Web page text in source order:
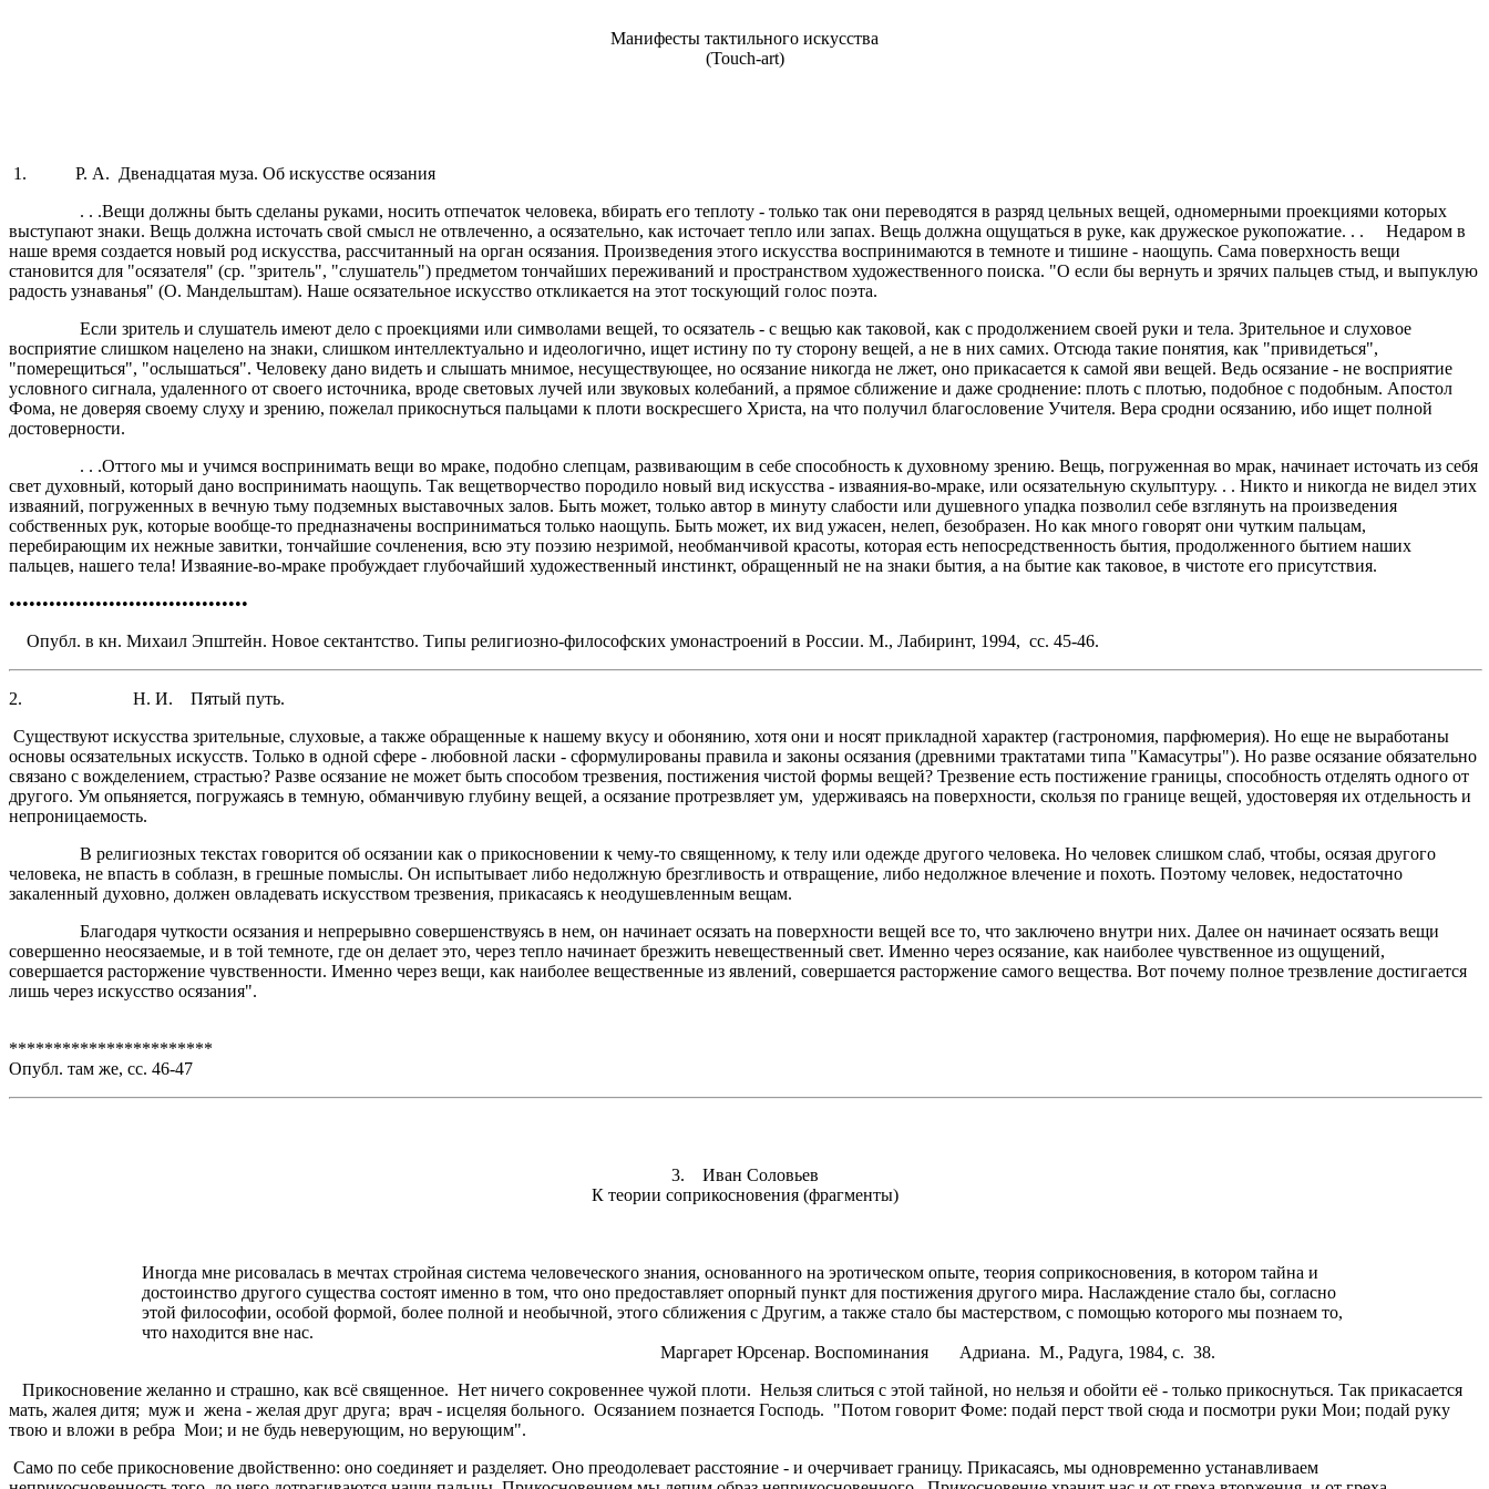
Манифесты тактильного искусства
(Touch-art)
1. Р. А. Двенадцатая муза. Об искусстве осязания
. . .Вещи должны быть сделаны руками, носить отпечаток человека, вбирать его теплоту - только так они переводятся в разряд цельных вещей, одномерными проекциями которых
выступают знаки. Вещь должна источать свой смысл не отвлеченно, а осязательно, как источает тепло или запах. Вещь должна ощущаться в руке, как дружеское рукопожатие. . . Недаром в
наше время создается новый род искусства, рассчитанный на орган осязания. Произведения этого искусства воспринимаются в темноте и тишине - наощупь. Сама поверхность вещи
становится для "осязателя" (ср. "зритель", "слушатель") предметом тончайших переживаний и пространством художественного поиска. "О если бы вернуть и зрячих пальцев стыд, и выпуклую
радость узнаванья" (О. Мандельштам). Наше осязательное искусство откликается на этот тоскующий голос поэта.
Если зритель и слушатель имеют дело с проекциями или символами вещей, то осязатель - с вещью как таковой, как с продолжением своей руки и тела. Зрительное и слуховое
восприятие слишком нацелено на знаки, слишком интеллектуально и идеологично, ищет истину по ту сторону вещей, а не в них самих. Отсюда такие понятия, как "привидеться",
"померещиться", "ослышаться". Человеку дано видеть и слышать мнимое, несуществующее, но осязание никогда не лжет, оно прикасается к самой яви вещей. Ведь осязание - не восприятие
условного сигнала, удаленного от своего источника, вроде световых лучей или звуковых колебаний, а прямое сближение и даже сроднение: плоть с плотью, подобное с подобным. Апостол
Фома, не доверяя своему слуху и зрению, пожелал прикоснуться пальцами к плоти воскресшего Христа, на что получил благословение Учителя. Вера сродни осязанию, ибо ищет полной
достоверности.
. . .Оттого мы и учимся воспринимать вещи во мраке, подобно слепцам, развивающим в себе способность к духовному зрению. Вещь, погруженная во мрак, начинает источать из себя
свет духовный, который дано воспринимать наощупь. Так вещетворчество породило новый вид искусства - изваяния-во-мраке, или осязательную скульптуру. . . Никто и никогда не видел этих
изваяний, погруженных в вечную тьму подземных выставочных залов. Быть может, только автор в минуту слабости или душевного упадка позволил себе взглянуть на произведения
собственных рук, которые вообще-то предназначены восприниматься только наощупь. Быть может, их вид ужасен, нелеп, безобразен. Но как много говорят они чутким пальцам,
перебирающим их нежные завитки, тончайшие сочленения, всю эту поэзию незримой, необманчивой красоты, которая есть непосредственность бытия, продолженного бытием наших
пальцев, нашего тела! Изваяние-во-мраке пробуждает глубочайший художественный инстинкт, обращенный не на знаки бытия, а на бытие как таковое, в чистоте его присутствия.
••••••••••••••••••••••••••••••••••••
Опубл. в кн. Михаил Эпштейн. Новое сектантство. Типы религиозно-философских умонастроений в России. М., Лабиринт, 1994, сс. 45-46.
2. Н. И. Пятый путь.
Существуют искусства зрительные, слуховые, а также обращенные к нашему вкусу и обонянию, хотя они и носят прикладной характер (гастрономия, парфюмерия). Но еще не выработаны
основы осязательных искусств. Только в одной сфере - любовной ласки - сформулированы правила и законы осязания (древними трактатами типа "Камасутры"). Но разве осязание обязательно
связано с вожделением, страстью? Разве осязание не может быть способом трезвения, постижения чистой формы вещей? Трезвение есть постижение границы, способность отделять одного от
другого. Ум опьяняется, погружаясь в темную, обманчивую глубину вещей, а осязание протрезвляет ум, удерживаясь на поверхности, скользя по границе вещей, удостоверяя их отдельность и
непроницаемость.
В религиозных текстах говорится об осязании как о прикосновении к чему-то священному, к телу или одежде другого человека. Но человек слишком слаб, чтобы, осязая другого
человека, не впасть в соблазн, в грешные помыслы. Он испытывает либо недолжную брезгливость и отвращение, либо недолжное влечение и похоть. Поэтому человек, недостаточно
закаленный духовно, должен овладевать искусством трезвения, прикасаясь к неодушевленным вещам.
Благодаря чуткости осязания и непрерывно совершенствуясь в нем, он начинает осязать на поверхности вещей все то, что заключено внутри них. Далее он начинает осязать вещи
совершенно неосязаемые, и в той темноте, где он делает это, через тепло начинает брезжить невещественный свет. Именно через осязание, как наиболее чувственное из ощущений,
совершается расторжение чувственности. Именно через вещи, как наиболее вещественные из явлений, совершается расторжение самого вещества. Вот почему полное трезвление достигается
лишь через искусство осязания".
***********************
Опубл. там же, сс. 46-47
3. Иван Соловьев
К теории соприкосновения (фрагменты)
Иногда мне рисовалась в мечтах стройная система человеческого знания, основанного на эротическом опыте, теория соприкосновения, в котором тайна и
достоинство другого существа состоят именно в том, что оно предоставляет опорный пункт для постижения другого мира. Наслаждение стало бы, согласно
этой философии, особой формой, более полной и необычной, этого сближения с Другим, а также стало бы мастерством, с помощью которого мы познаем то,
что находится вне нас.
Маргарет Юрсенар. Воспоминания Адриана. М., Радуга, 1984, с. 38.
Прикосновение желанно и страшно, как всё священное. Нет ничего сокровеннее чужой плоти. Нельзя слиться с этой тайной, но нельзя и обойти её - только прикоснуться. Так прикасается
мать, жалея дитя; муж и жена - желая друг друга; врач - исцеляя больного. Осязанием познается Господь. "Потом говорит Фоме: подай перст твой сюда и посмотри руки Мои; подай руку
твою и вложи в ребра Мои; и не будь неверующим, но верующим".
Само по себе прикосновение двойственно: оно соединяет и разделяет. Оно преодолевает расстояние - и очерчивает границу. Прикасаясь, мы одновременно устанавливаем